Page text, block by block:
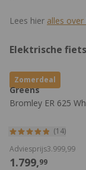
Lees hier alles
Elektrische
Zomerdeal
Greens
Bromley ER 625 Wh
(14)
1.799,99
Adviesprijs3.999,99